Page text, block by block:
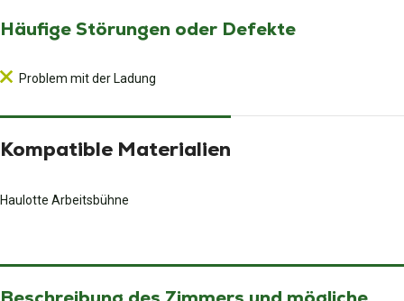
Häufige Störungen oder Defekte
Problem mit der Ladung
Kompatible Materialien
Haulotte Arbeitsbühne